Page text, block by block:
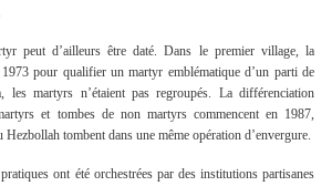
peut d’ailleurs être daté. Dans le premier village, la
pour qualifier un martyr emblématique d’un parti de
les martyrs n’étaient pas regroupés. La différenciation
et tombes de non martyrs commencent en 1987,
tombent dans une même opération d’envergure.
ont été orchestrées par des institutions partisanes